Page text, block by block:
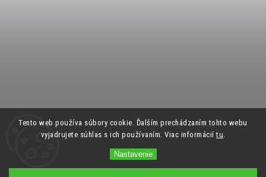
Tento web používa súbory cookie. Ďalším prechádzaním tohto webu
vyjadrujete súhlas s ich používaním. Viac informáciítu.
Nastavenie